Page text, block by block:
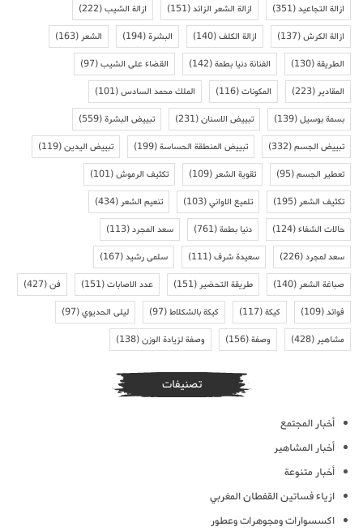
ازالة التجاعيد(351) ازالة الشعر الزائد(151) ازالة الشيب(222)
ازالة الكرش(137) ازالة الكلف(140) البشرة(194) الشعر(163)
الطريقة(130) الفنانة دنيا بطمة(142) القضاء على الشيب(97)
المقادير(223) المكونات(116) الملك محمد السادس(101)
بسمة بوسيل(139) تبييض الاسنان(231) تبييض البشرة(559)
تبييض الجسم(332) تبييض المنطقة الحساسة(199) تبييض اليدين(119)
تعطير الجسم(95) تقوية الشعر(109) تكثيف الرموش(101)
تكثيف الشعر(195) تلميع الاواني(103) تنعيم الشعر(434)
حالات الشفاء(124) دنيا بطمة(761) سعد المجرد(113)
سعد لمجرد(226) سعيدة شرف(111) سلمى رشيد(167)
صباغة الشعر(140) طريقة التحضير(151) عدد الاصابات(151) فن(427)
فوائد(109) كيكة(117) كيكة بالشكلاط(97) ليلى الحديوي(97)
مشاهير(428) وصفة(156) وصفة لزيادة الوزن(138)
تصنيفات
أخبار المجتمع
أخبار المشاهير
أخبار متنوعة
ازياء فساتين القفطان المغربي
اكسسوارات ومجوهرات وعطور